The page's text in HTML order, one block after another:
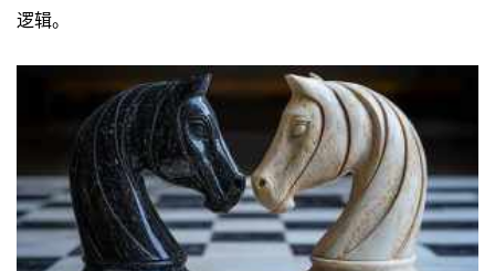
逻辑。